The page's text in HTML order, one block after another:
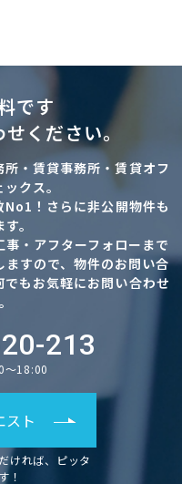
です
ください。
・賃貸事務所・賃貸オフ
クス。
！さらに非公開物件も
。
・アフターフォローまで
すので、物件のお問い合
もお気軽にお問い合わせ
213
～18:00
スト
ければ、ピッタ
！